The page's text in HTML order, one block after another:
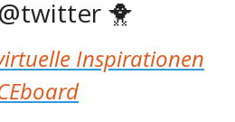
🐥
Inspirationen